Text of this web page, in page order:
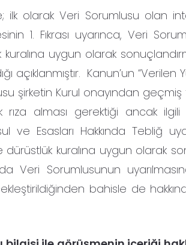
ilk olarak Veri Sorumlusu olan
1. Fıkrası uyarınca, Veri
uygun olarak
açıklanmıştır. Kanun’un “Verilen
şirketin Kurul onayından
alması gerektiği ancak ilgili
ve Esasları Hakkında Tebliğ
dürüstlük kuralına uygun olarak
Veri Sorumlusunun
bahisle de